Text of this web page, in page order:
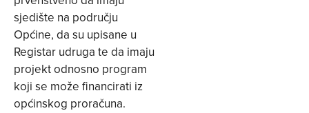
sjedište na području
Općine, da su upisane u
Registar udruga te da imaju
projekt odnosno program
koji se može financirati iz
općinskog proračuna.